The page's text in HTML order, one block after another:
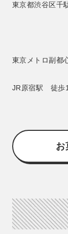
東京都渋谷区千
東京メトロ副
JR原宿駅 徒歩
お